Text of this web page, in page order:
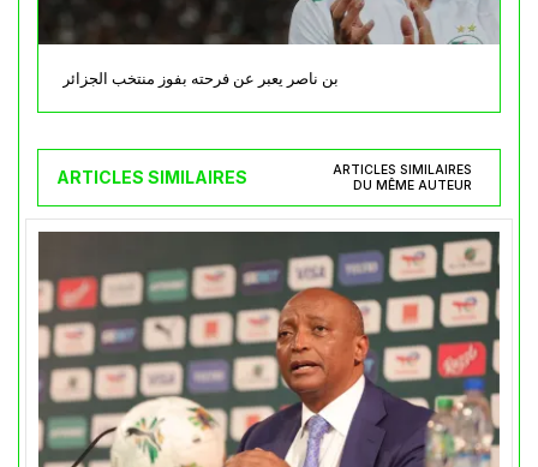
بن ناصر يعبر عن فرحته بفوز منتخب الجزائر
ARTICLES SIMILAIRES
ARTICLES SIMILAIRES
DU MÊME AUTEUR